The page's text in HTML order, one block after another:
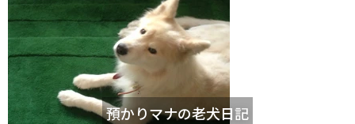
預かりマナの老犬日記